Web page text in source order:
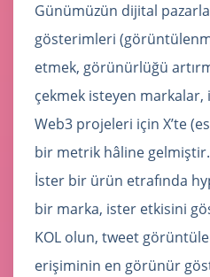
Günümüzün dijital
gösterimleri
etmek, görünürlüğü
çekmek isteyen
Web3 projeleri için X’te
bir metrik hâline gelmiştir.
İster bir ürün etrafında
bir marka, ister etkisini
KOL olun, tweet
erişiminin en görünür